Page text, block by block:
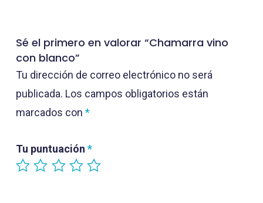
Sé el primero en valorar “Chamarra vino
con blanco”
Tu dirección de correo electrónico no será
publicada. Los campos obligatorios están
marcados con *
Tu puntuación *